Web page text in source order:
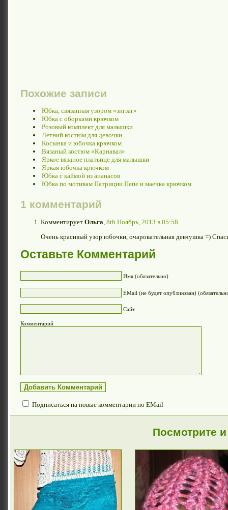
Похожие записи
Юбка, связанная узором «зигзаг»
Юбка с оборками крючком
Розовый комплект для малышки
Летний костюм для девочки
Косынка и юбочка крючком
Вязаный костюм «Карнавал»
Яркое вязаное платьице для малышки
Яркая юбочка крючком
Юбка с каймой из ананасов
Юбка по мотивам Патриции Пепе и маечка крючком
1 комментарий
Комментирует Ольга 8th Ноябрь, 2013 в 05:58
Очень красивый узор юбочки, очаровательная девчушка =)
Оставьте Комментарий
Имя (обязательно)
EMail (не будет опубликован)
Сайт
Комментарий
Подписаться на новые комментарии по EMail
Посмотрите